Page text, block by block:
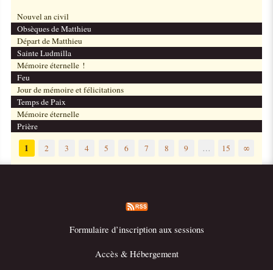
Nouvel an civil
Obsèques de Matthieu
Départ de Matthieu
Sainte Ludmilla
Mémoire éternelle !
Feu
Jour de mémoire et félicitations
Temps de Paix
Mémoire éternelle
Prière
1 2 3 4 5 6 7 8 9 … 15 ∞
Formulaire d’inscription aux sessions
Accès & Hébergement